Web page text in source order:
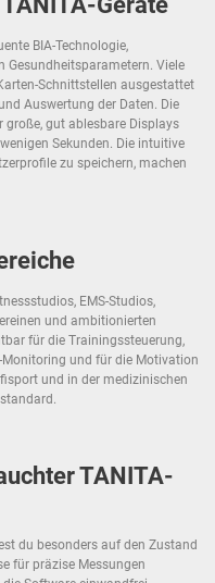
BIA-Technologie,
Gesundheitsparametern. Viele
Schnittstellen ausgestattet
Auswertung der Daten. Die
große, gut ablesbare Displays
Sekunden. Die intuitive
zu speichern, machen
EMS-Studios,
und ambitionierten
für die Trainingssteuerung,
Monitoring und für die Motivation
und in der medizinischen
TANITA-
du besonders auf den Zustand
für präzise Messungen